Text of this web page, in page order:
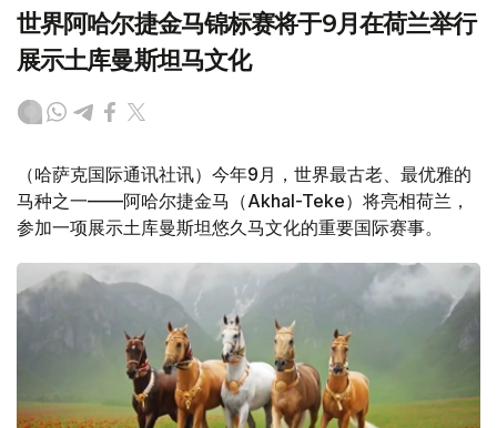
世界阿哈尔捷金马锦标赛将于9月在荷兰举行
展示土库曼斯坦马文化
（哈萨克国际通讯社讯）今年9月，世界最古老、最优雅的
马种之一——阿哈尔捷金马（Akhal-Teke）将亮相荷兰，
参加一项展示土库曼斯坦悠久马文化的重要国际赛事。